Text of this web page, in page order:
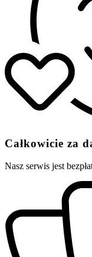
Całkowicie za
Nasz serwis jest